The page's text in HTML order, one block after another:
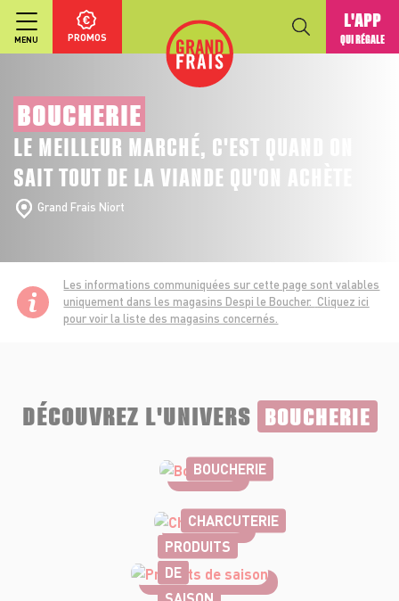
MENU PROMOS
L'APP
QUI RÉGALE
BOUCHERIE
LE MEILLEUR MARCHÉ, C'EST QUAND ON
SAIT TOUT DE LA VIANDE QU'ON ACHÈTE
Grand Frais Niort
Les informations communiquées sur cette page sont valables
uniquement dans les magasins Despi le Boucher. Cliquez ici
pour voir la liste des magasins concernés.
DÉCOUVREZ L'UNIVERS BOUCHERIE
BOUCHERIE
CHARCUTERIE
PRODUITS
DE
SAISON